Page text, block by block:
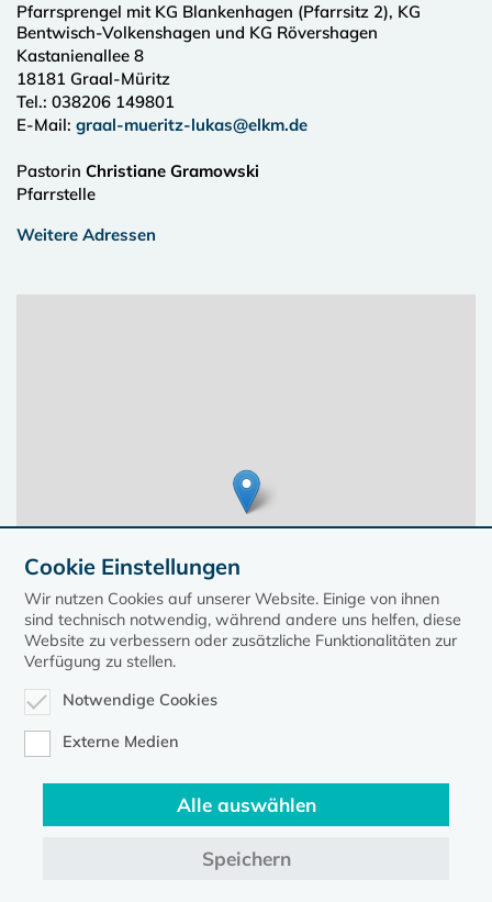
Pfarrsprengel mit KG Blankenhagen (Pfarrsitz 2), KG
Bentwisch-Volkenshagen und KG Rövershagen
Kastanienallee 8
18181 Graal-Müritz
Tel.: 038206 149801
E-Mail: graal-mueritz-lukas@elkm.de
Pastorin Christiane Gramowski
Pfarrstelle
Weitere Adressen
Diese Seite gehört zum Portalkirche-mv.de
Evangelische Kirche in Mecklenburg-Vorpommern © 2026
Cookie Einstellungen
Wir nutzen Cookies auf unserer Website. Einige von ihnen
sind technisch notwendig, während andere uns helfen, diese
Website zu verbessern oder zusätzliche Funktionalitäten zur
Verfügung zu stellen.
Notwendige Cookies
Externe Medien
Alle auswählen
Speichern